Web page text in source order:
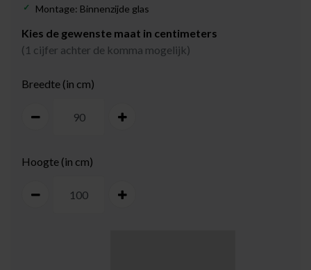
Montage: Binnenzijde glas
Kies de gewenste maat in centimeters
(1 cijfer achter de komma mogelijk)
Breedte (in cm)
Hoogte (in cm)